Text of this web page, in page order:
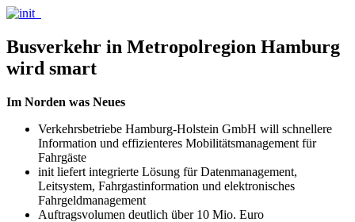
Busverkehr in Metropolregion Hamburg
wird smart
Im Norden was Neues
Verkehrsbetriebe Hamburg-Holstein GmbH will schnellere
Information und effizienteres Mobilitätsmanagement für
Fahrgäste
init liefert integrierte Lösung für Datenmanagement,
Leitsystem, Fahrgastinformation und elektronisches
Fahrgeldmanagement
Auftragsvolumen deutlich über 10 Mio. Euro